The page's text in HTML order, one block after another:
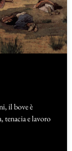
il bove è
tenacia e lavoro